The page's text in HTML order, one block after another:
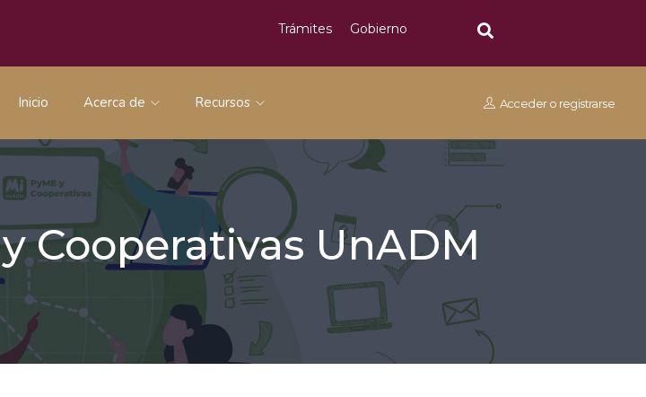
Trámites Gobierno
Inicio Acerca de Recursos Acceder o registrarse
Cooperativas UnADM